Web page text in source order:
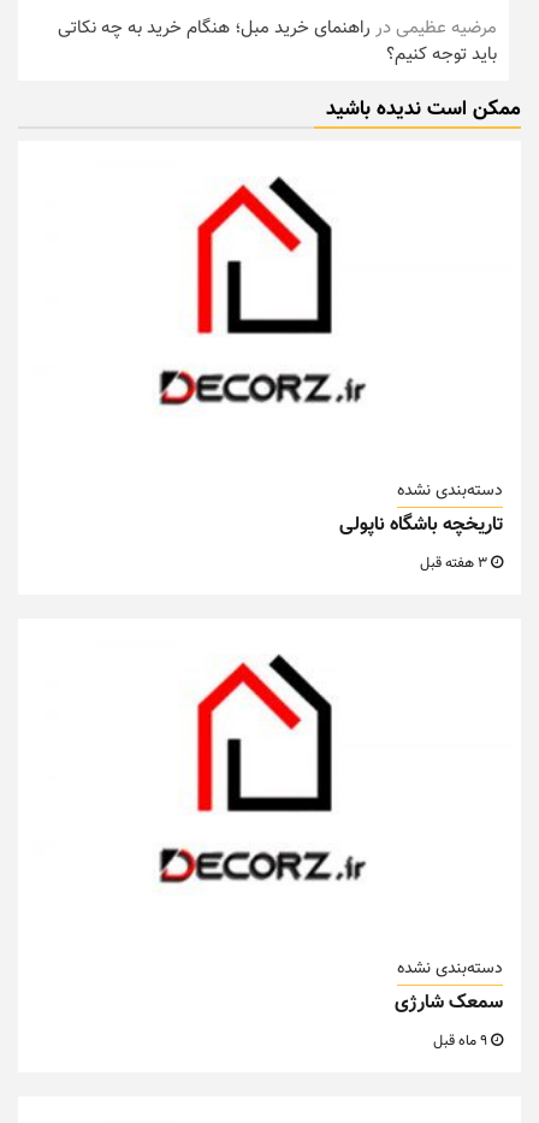
مرضیه عظیمیدر راهنمای خرید مبل؛ هنگام خرید به چه نکاتی
باید توجه کنیم؟
ممکن است ندیده باشید
دسته‌بندی نشده
تاریخچه باشگاه ناپولی
دسته‌بندی نشده
سمعک شارژی